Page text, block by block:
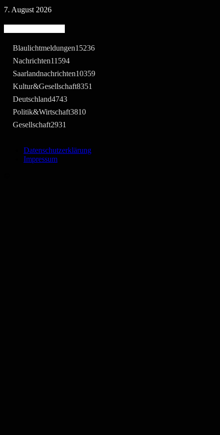
7. August 2026
Blaulichtmeldungen15236
Nachrichten11594
Saarlandnachrichten10359
Kultur&Gesellschaft8351
Deutschland4743
Politik&Wirtschaft3810
Gesellschaft2931
Datenschutzerklärung
Impressum